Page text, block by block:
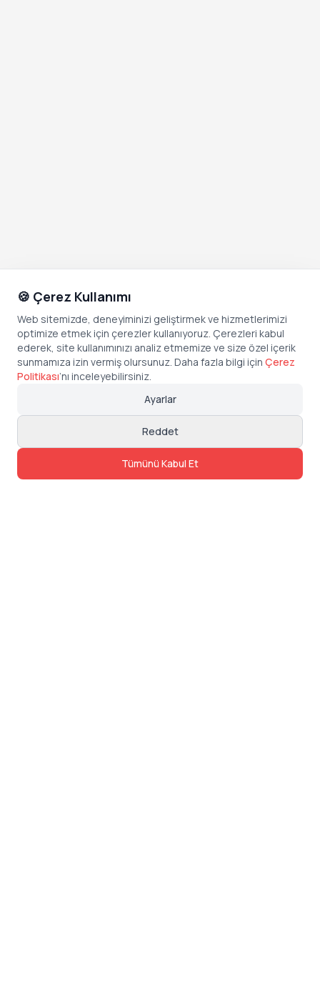
🍪 Çerez Kullanımı
Web sitemizde, deneyiminizi geliştirmek ve hizmetlerimizi
optimize etmek için çerezler kullanıyoruz. Çerezleri kabul
ederek, site kullanımınızı analiz etmemize ve size özel içerik
sunmamıza izin vermiş olursunuz. Daha fazla bilgi için Çerez
Politikası’nı inceleyebilirsiniz.
Ayarlar
Reddet
Tümünü Kabul Et